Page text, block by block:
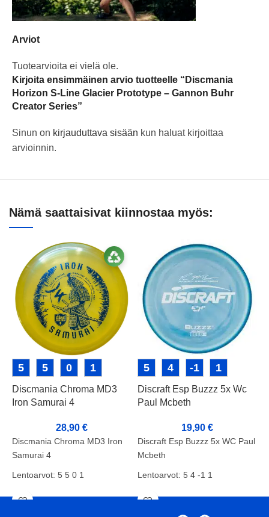
Arviot
Tuotearvioita ei vielä ole.
Kirjoita ensimmäinen arvio tuotteelle “Discmania
Horizon S-Line Glacier Prototype – Gannon Buhr
Creator Series”
Sinun on kirjauduttava sisään kun haluat kirjoittaa
arvioinnin.
Nämä saattaisivat kiinnostaa myös:
5 5 0 1
Discmania Chroma MD3
Iron Samurai 4
28,90 €
Discmania Chroma MD3 Iron
Samurai 4
Lentoarvot: 5 5 0 1
Kunto: A
5 4 -1 1
Discraft Esp Buzzz 5x Wc
Paul Mcbeth
19,90 €
Discraft Esp Buzzz 5x WC Paul
Mcbeth
Lentoarvot: 5 4 -1 1
Paino: 177-180g